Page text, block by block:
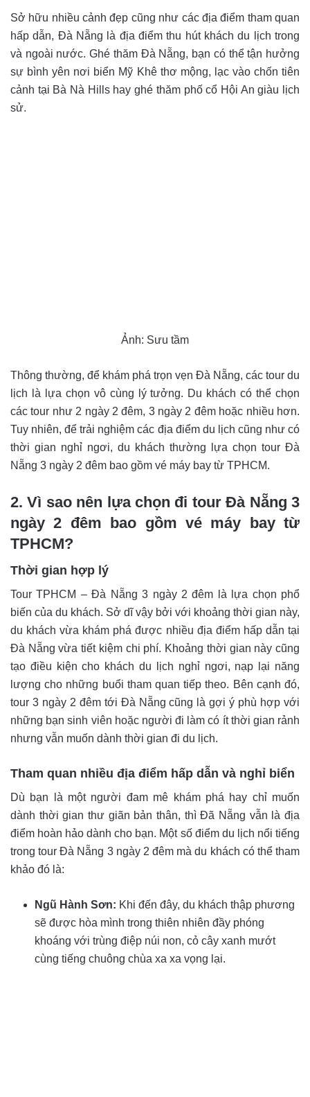
Sở hữu nhiều cảnh đẹp cũng như các địa điểm tham quan
hấp dẫn, Đà Nẵng là địa điểm thu hút khách du lịch trong
và ngoài nước. Ghé thăm Đà Nẵng, bạn có thể tận hưởng
sự bình yên nơi biển Mỹ Khê thơ mộng, lạc vào chốn tiên
cảnh tại Bà Nà Hills hay ghé thăm phố cổ Hội An giàu lịch
sử.
Ảnh: Sưu tầm
Thông thường, để khám phá trọn vẹn Đà Nẵng, các tour du
lịch là lựa chọn vô cùng lý tưởng. Du khách có thể chọn
các tour như 2 ngày 2 đêm, 3 ngày 2 đêm hoặc nhiều hơn.
Tuy nhiên, để trải nghiệm các địa điểm du lịch cũng như có
thời gian nghỉ ngơi, du khách thường lựa chọn tour Đà
Nẵng 3 ngày 2 đêm bao gồm vé máy bay từ TPHCM.
2. Vì sao nên lựa chọn đi tour Đà Nẵng 3
ngày 2 đêm bao gồm vé máy bay từ
TPHCM?
Thời gian hợp lý
Tour TPHCM – Đà Nẵng 3 ngày 2 đêm là lựa chọn phổ
biến của du khách. Sở dĩ vậy bởi với khoảng thời gian này,
du khách vừa khám phá được nhiều địa điểm hấp dẫn tại
Đà Nẵng vừa tiết kiệm chi phí. Khoảng thời gian này cũng
tạo điều kiện cho khách du lịch nghỉ ngơi, nạp lại năng
lượng cho những buổi tham quan tiếp theo. Bên cạnh đó,
tour 3 ngày 2 đêm tới Đà Nẵng cũng là gợi ý phù hợp với
những bạn sinh viên hoặc người đi làm có ít thời gian rảnh
nhưng vẫn muốn dành thời gian đi du lịch.
Tham quan nhiều địa điểm hấp dẫn và nghỉ biển
Dù bạn là một người đam mê khám phá hay chỉ muốn
dành thời gian thư giãn bản thân, thì Đã Nẵng vẫn là địa
điểm hoàn hảo dành cho bạn. Một số điểm du lịch nổi tiếng
trong tour Đà Nẵng 3 ngày 2 đêm mà du khách có thể tham
khảo đó là:
Ngũ Hành Sơn: Khi đến đây, du khách thập phương
sẽ được hòa mình trong thiên nhiên đầy phóng
khoáng với trùng điệp núi non, cỏ cây xanh mướt
cùng tiếng chuông chùa xa xa vọng lại.